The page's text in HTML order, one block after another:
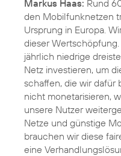
Markus Haas: Rund
den Mobilfunknetzen
Ursprung in Europa.
dieser
jährlich niedrige
Netz investieren, um
schaffen, die wir dafür
nicht monetarisieren,
unsere Nutzer
Netze und günstige
brauchen wir diese
eine